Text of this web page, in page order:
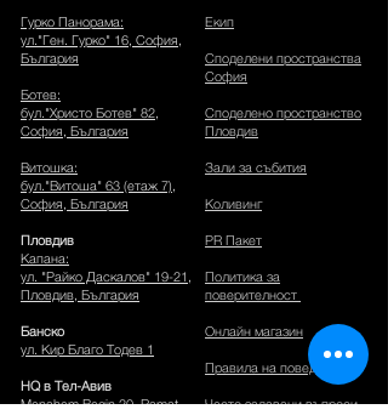
Гурко Панорама:
ул."Ген. Гурко" 16, София,
България
Ботев:
бул."Христо Ботев" 82,
София, България
Витошка:
бул."Витоша" 63 (етаж 7),
София, България
Пловдив
Капана:
ул. "Райко Даскалов" 19-21,
Пловдив, България
Банско
ул. Кир Благо Тодев 1
HQ в Тел-Авив
Menahem Begin 20, Ramat-
Екип
Споделени пространства
София
Споделено пространство
Пловдив
Зали за събития
Коливинг
PR Пакет
Политика за
поверителност
Онлайн магазин
Правила на поведение
Често задавани въпроси